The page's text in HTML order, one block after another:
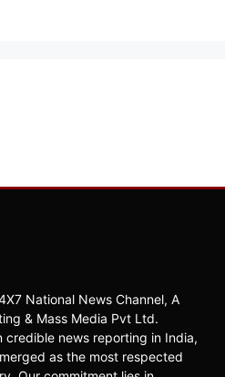
National News Channel, A
& Mass Media Pvt Ltd.
credible news reporting in India,
as the most respected